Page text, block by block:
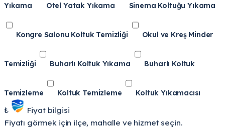
Yıkama Otel Yatak Yıkama Sinema Koltuğu Yıkama
Kongre Salonu Koltuk Temizliği Okul ve Kreş Minder
Temizliği Buharlı Koltuk Yıkama Buharlı Koltuk
Temizleme Koltuk Temizleme Koltuk Yıkamacısı
₺
Fiyat bilgisi
Fiyatı görmek için ilçe, mahalle ve hizmet seçin.